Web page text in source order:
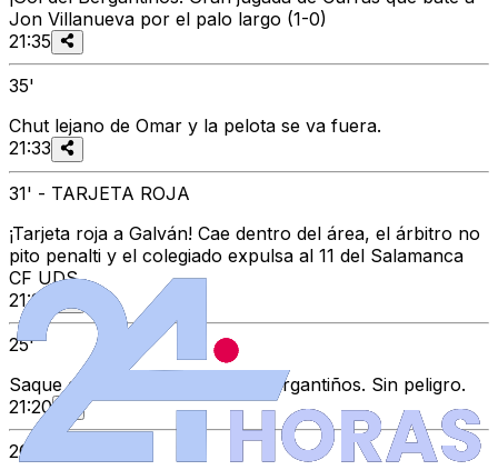
Jon Villanueva por el palo largo (1-0)
21:35
35'
Chut lejano de Omar y la pelota se va fuera.
21:33
31' - TARJETA ROJA
¡Tarjeta roja a Galván! Cae dentro del área, el árbitro no
pito penalti y el colegiado expulsa al 11 del Salamanca
CF UDS.
21:26
25'
Saque de esquina a favor del Bergantiños. Sin peligro.
21:20
20'